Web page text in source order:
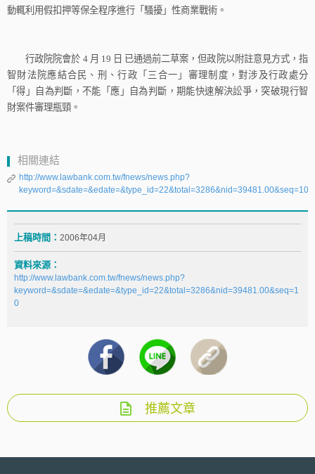
動輒利用假扣押等保全程序進行「騷擾」性商業戰術。
行政院院會於 4 月 19 日 已通過前二草案，但政院以附註意見方式，指
智財法院應結合民、刑、行政「三合一」審理制度，對涉及行政處分
「得」自為判斷，不能「應」自為判斷，期能快速解決訟爭，突破現行智
財案件審理瓶頸。
相關連結
http://www.lawbank.com.tw/fnews/news.php?
keyword=&sdate=&edate=&type_id=22&total=3286&nid=39481.00&seq=10
上稿時間： 2006年04月
資料來源：
http://www.lawbank.com.tw/fnews/news.php?
keyword=&sdate=&edate=&type_id=22&total=3286&nid=39481.00&seq=1
0
推薦文章